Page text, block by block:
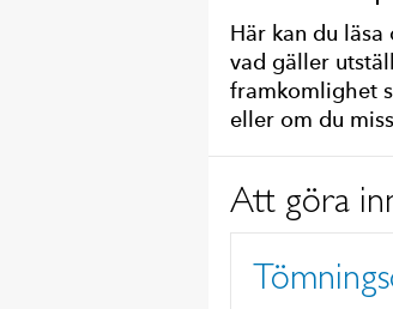
Här kan du
vad gäller
framkomlighet
eller om du
Att göra